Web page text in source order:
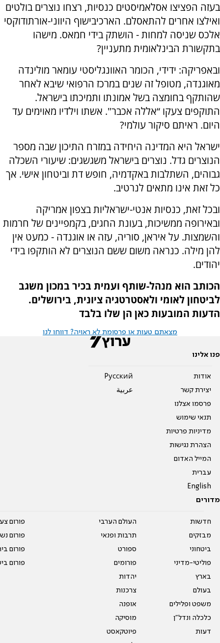
בעזה הפציצו אסלאמיסטים כנסיות, רצחו נוצרים בולטים
ואילצו אחרים להתאסלם. הארכיבישוף היווני-אורתודוקסי
אלכס שניסה למחות - הושתק בידי חמאס. מישהו
בתקשורת הבינלאומית מתעניין?
ובאפריקה: ידידי, הכומר האוונגליסטי עומאר מולינדה
מאוגנדה, מטופל זה שנים במרכז הרפואי שיבא לאחר
שהותקף בחומצה בשל אמונתו ותמיכתו בישראל.
התוקפים צעקו “אללה אכבר". אשתו וילדיו מאוימים עד
היום. ראיתם סיקור עולמי?
ישראל היא המדינה היחידה במזרח התיכון שבה מספר
הנוצרים גדל. נוצרים בישראל משגשגים: שיעורי השכלה
גבוהים, השתלבות באקדמיה, חופש דת וביטחון אישי. אך
כל זאת אינו מתאים לנרטיב.
ובכל זאת, כנסיות אנטי-ישראליות בצפון אמריקה
ובאירופה ממשיכות, בעונת החגים, בקמפיינים של חרמות
והשמצות. על איראן, סוריה, עזה או אוגנדה - כמעט אין
להן מילה. כנראה משום ששם הנוצרים לא הותקפו בידי
יהודים.
הכותב הוא מנהל-שותף ועמית בכיר במכון משגב
לביטחון לאומי ולאסטרטגיה ציונית, בירושלים.
הדעות המובעות כאן הן שלו בלבד
מצאתם טעות או פרסומת לא ראויה? דווחו לנו
פנו אלינו
אודות
יצירת קשר
פרסמו אצלנו
תנאי שימוש
מדיניות פרטיות
הצהרת נגישות
המייל האדום
עברית
English
Pусский
عربية
מדורים
חדשות
מבזקים
ביטחוני
פוליטי-מדיני
בארץ
בעולם
משפט ופלילים
כלכלה ונדל"ן
דעות
העולם הערבי
תרבות ופנאי
ספורט
פורומים
יהדות
צרכנות
אופנה
מוסיקה
פיוטקאסט
פורום
פורום
פורום
פורום